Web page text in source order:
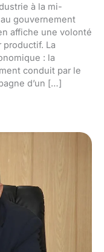
à la mi-
gouvernement
affiche une volonté
La
: la
conduit par le
d’un […]